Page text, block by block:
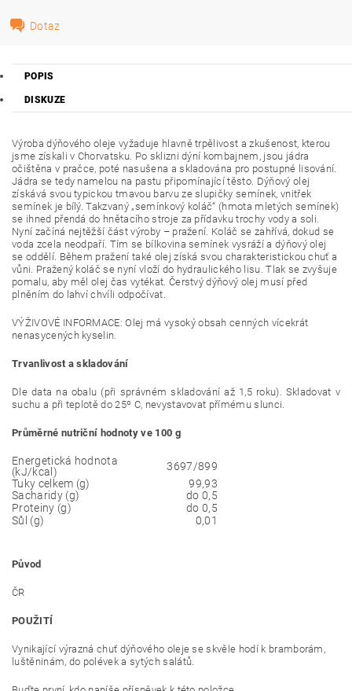
Dotaz
POPIS
DISKUZE
Výroba dýňového oleje vyžaduje hlavně trpělivost a zkušenost, kterou
jsme získali v Chorvatsku. Po sklizni dýní kombajnem, jsou jádra
očištěna v pračce, poté nasušena a skladována pro postupné lisování.
Jádra se tedy namelou na pastu připomínající těsto. Dýňový olej
získává svou typickou tmavou barvu ze slupičky semínek, vnitřek
semínek je bílý. Takzvaný „semínkový koláč“ (hmota mletých semínek)
se ihned přendá do hnětacího stroje za přídavku trochy vody a soli.
Nyní začíná nejtěžší část výroby – pražení. Koláč se zahřívá, dokud se
voda zcela neodpaří. Tím se bílkovina semínek vysráží a dýňový olej
se oddělí. Během pražení také olej získá svou charakteristickou chuť a
vůni. Pražený koláč se nyní vloží do hydraulického lisu. Tlak se zvyšuje
pomalu, aby měl olej čas vytékat. Čerstvý dýňový olej musí před
plněním do lahví chvíli odpočívat.
VÝŽIVOVÉ INFORMACE: Olej má vysoký obsah cenných vícekrát
nenasycených kyselin.
Trvanlivost a skladování
Dle data na obalu (při správném skladování až 1,5 roku). Skladovat v
suchu a při teplotě do 25º C, nevystavovat přímému slunci.
Průměrné nutriční hodnoty ve 100 g
Energetická hodnota
(kJ/kcal)
3697/899
Tuky celkem (g)
99,93
Sacharidy (g)
do 0,5
Proteiny (g)
do 0,5
Sůl (g)
0,01
Původ
ČR
POUŽITÍ
Vynikající výrazná chuť dýňového oleje se skvěle hodí k bramborám,
luštěninám, do polévek a sytých salátů.